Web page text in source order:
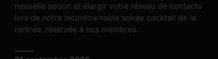
nouvelle saison et élargir votre réseau de contacts
lors de notre incontournable soirée cocktail de la
rentrée, réservée à nos membres.